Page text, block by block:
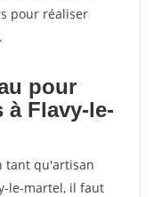
pour réaliser
pour
à Flavy-le-
tant qu'artisan
le-martel, il faut